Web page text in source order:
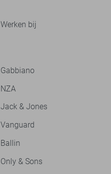
Werken bij
Gabbiano
NZA
Jack & Jones
Vanguard
Ballin
Only & Sons